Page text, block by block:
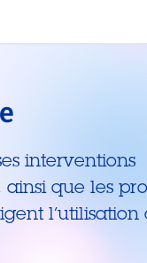
interventions
que les
l’utilisation